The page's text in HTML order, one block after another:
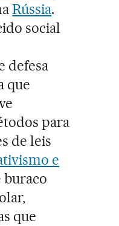
Rússia.
social
defesa
que
para
de leis
e
buraco
que